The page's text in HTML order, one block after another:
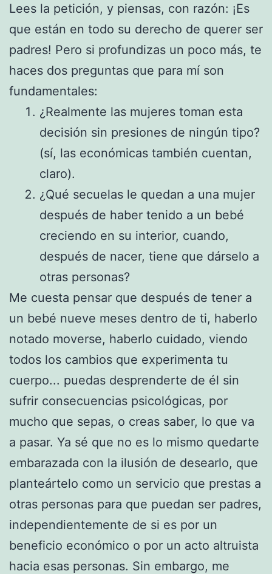
Lees la petición, y piensas, con razón: ¡Es
que están en todo su derecho de querer ser
padres! Pero si profundizas un poco más, te
haces dos preguntas que para mí son
fundamentales:
¿Realmente las mujeres toman esta
decisión sin presiones de ningún tipo?
(sí, las económicas también cuentan,
claro).
¿Qué secuelas le quedan a una mujer
después de haber tenido a un bebé
creciendo en su interior, cuando,
después de nacer, tiene que dárselo a
otras personas?
Me cuesta pensar que después de tener a
un bebé nueve meses dentro de ti, haberlo
notado moverse, haberlo cuidado, viendo
todos los cambios que experimenta tu
cuerpo... puedas desprenderte de él sin
sufrir consecuencias psicológicas, por
mucho que sepas, o creas saber, lo que va
a pasar. Ya sé que no es lo mismo quedarte
embarazada con la ilusión de desearlo, que
planteártelo como un servicio que prestas a
otras personas para que puedan ser padres,
independientemente de si es por un
beneficio económico o por un acto altruista
hacia esas personas. Sin embargo, me